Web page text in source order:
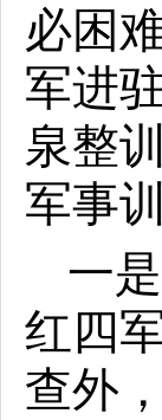
必困
军进
泉整
军事
一
红四
查外